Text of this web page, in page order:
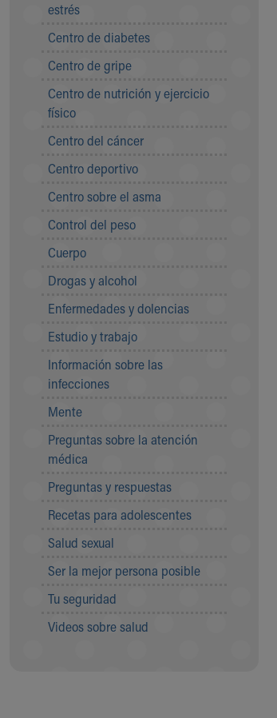
Symptom Checker
Price Estimates
Family Supports
Sports Health Services Provider for Akron Zips
New Parents
Find a Pediatrician
MyChart
Make an Appointment
Breastfeeding Medicine
Child Passenger Safety
Safe Sleep
About Akron Children's Pediatrics
Building a Brighter Future
Our Mission, Vision, Promise
Community Mission
Connect With Us
Our Culture of Caring
Our Leadership
Quality and Patient Safety
Unity and Engagement
Women's Board
More childhood, please.™
Cincinnati Children's
MyChart Telehealth Visits
Directions
estrés
Centro de diabetes
Centro de gripe
Centro de nutrición y ejercicio
físico
Centro del cáncer
Centro deportivo
Centro sobre el asma
Control del peso
Cuerpo
Drogas y alcohol
Enfermedades y dolencias
Estudio y trabajo
Información sobre las
infecciones
Mente
Preguntas sobre la atención
médica
Preguntas y respuestas
Recetas para adolescentes
Salud sexual
Ser la mejor persona posible
Tu seguridad
Videos sobre salud